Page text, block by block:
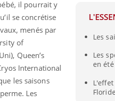
Les
Les
en
il pourrait y
se concrétise
menés par
of
Queen’s
International
les saisons
Les
ou
la
la rend
En 2026, l'insuline dans
reste entourée d'idées